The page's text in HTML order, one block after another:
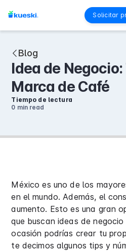
Solicitar
Blog
Idea de Negocio:
Marca de Café
Tiempo de lectura
0 minread
México es uno de los
en el mundo. Además, el
aumento. Esto es una gran
que buscan ideas de
ocasión podrías crear tu
te decimos algunos tips y